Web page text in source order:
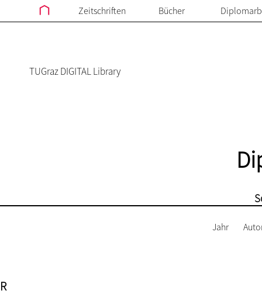
Zeitschriften Bücher
TUGraz DIGITAL Library
R
Jahr